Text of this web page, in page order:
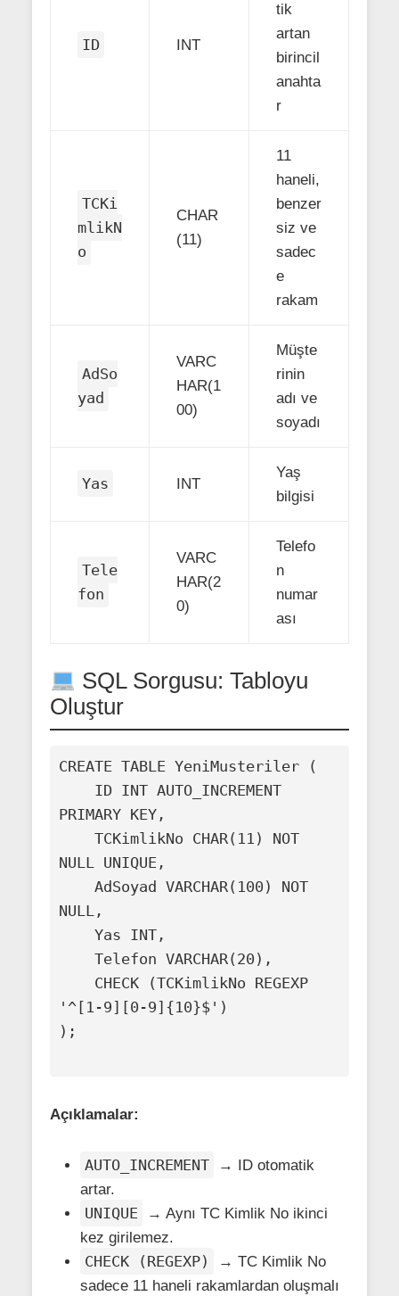
ID INT
tik
artan
birincil
anahta
r
TCKi
mlikN
o
CHAR
(11)
11
haneli,
benzer
siz ve
sadec
e
rakam
AdSo
yad
VARC
HAR(1
00)
Müşte
rinin
adı ve
soyadı
Yas INT
Yaş
bilgisi
Tele
fon
VARC
HAR(2
0)
Telefo
n
numar
ası
SQL Sorgusu: Tabloyu
Oluştur
CREATE TABLE YeniMusteriler (
PRIMARY KEY,
NULL UNIQUE,
NULL,
'^[1-9][0-9]{10}$')
);
Açıklamalar:
AUTO_INCREMENT
→ ID otomatik
artar.
UNIQUE
→ Aynı TC Kimlik No ikinci
kez girilemez.
CHECK (REGEXP)
→ TC Kimlik No
sadece 11 haneli rakamlardan oluşmalı